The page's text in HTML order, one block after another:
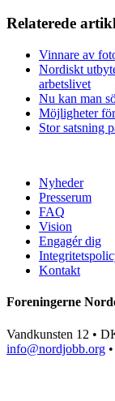
Relaterede
Vinnare av
Nordiskt
arbetslivet
Nu kan man
Möjligheter
Stor satsning
Nyheder
Presserum
FAQ
Vision
Engagér dig
Kontakt
Foreningerne
Vandkunsten 12 •
info@nordjobb.org •